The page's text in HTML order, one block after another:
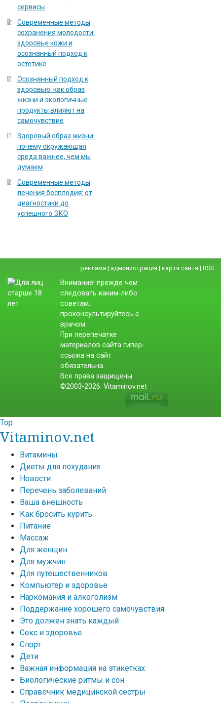
сервисы
Современные методы
сохранения молодости:
здоровье кожи и
осознанный подход к
эстетике
Осознанный подход к
здоровью: как образ
жизни и экологичные
продукты влияют на
самочувствие
Здоровый образ жизни:
почему окружающая
среда важнее, чем мы
думаем
Современные методы
лечения бесплодия: от
диагностики до
успешного ЭКО
реклама | администрация | карта сайта | RSS
Внимание! прежде чем
следовать каким-либо
советам,
проконсультируйтесь с
врачом.
При перепечатке
материалов сайта гипер-
ссылка на сайт
обязательна.
Все права защищены
©2003-2026. Vitaminov.net
Top
Vitaminov.net
Витамины
Диеты для похудания
Новости
Перечень заболеваний
Ваша внешность
Как бросить курить
Питание
Массаж
Для женщин
Для мужчин
Для путешественников
Компьютер и здоровье
Наркомания и алкоголизм
Поддержание хорошего самочувствия
Это должен знать каждый
Секс и здоровье
Спорт
Дети
Важная информация на этикетках
Биологические ритмы и сон
Справочник медицинской сестры